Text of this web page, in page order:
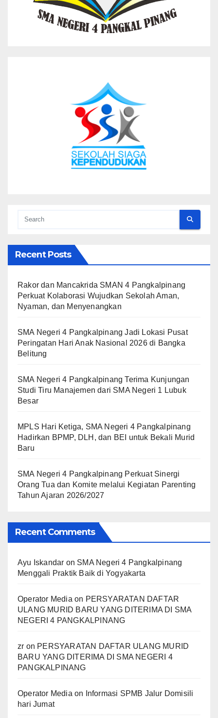
Recent Posts
Rakor dan Mancakrida SMAN 4 Pangkalpinang
Perkuat Kolaborasi Wujudkan Sekolah Aman,
Nyaman, dan Menyenangkan
SMA Negeri 4 Pangkalpinang Jadi Lokasi Pusat
Peringatan Hari Anak Nasional 2026 di Bangka
Belitung
SMA Negeri 4 Pangkalpinang Terima Kunjungan
Studi Tiru Manajemen dari SMA Negeri 1 Lubuk
Besar
MPLS Hari Ketiga, SMA Negeri 4 Pangkalpinang
Hadirkan BPMP, DLH, dan BEI untuk Bekali Murid
Baru
SMA Negeri 4 Pangkalpinang Perkuat Sinergi
Orang Tua dan Komite melalui Kegiatan Parenting
Tahun Ajaran 2026/2027
Recent Comments
Ayu Iskandar on SMA Negeri 4 Pangkalpinang
Menggali Praktik Baik di Yogyakarta
Operator Mediaon PERSYARATAN DAFTAR
ULANG MURID BARU YANG DITERIMA DI SMA
NEGERI 4 PANGKALPINANG
zr on PERSYARATAN DAFTAR ULANG MURID
BARU YANG DITERIMA DI SMA NEGERI 4
PANGKALPINANG
Operator Mediaon
Informasi SPMB Jalur Domisili
hari Jumat